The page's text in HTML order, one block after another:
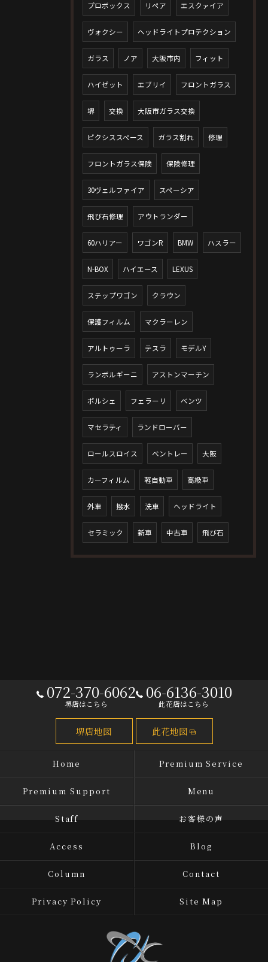
プロボックス リペア エスクァイア
ヴォクシー ヘッドライトプロテクション
ガラス ノア 大阪市内 フィット
ハイゼット エブリイ フロントガラス
堺 交換 大阪市ガラス交換
ピクシススペース ガラス割れ 修理
フロントガラス保険 保険修理
30ヴェルファイア スペーシア
飛び石修理 アウトランダー
60ハリアー ワゴンR BMW ハスラー
N-BOX ハイエース LEXUS
ステップワゴン クラウン
保護フィルム マクラーレン
アルトゥーラ テスラ モデルY
ランボルギーニ アストンマーチン
ポルシェ フェラーリ ベンツ
マセラティ ランドローバー
ロールスロイス ベントレー 大阪
カーフィルム 軽自動車 高級車
外車 撥水 洗車 ヘッドライト
セラミック 新車 中古車 飛び石
072-370-6062
堺店はこちら
06-6136-3010
此花店はこちら
堺店地図 此花地図
Home Premium Service
Premium Support Menu
Staff お客様の声
Access Blog
Column Contact
Privacy Policy Site Map